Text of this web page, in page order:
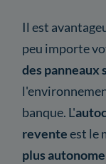
Il est
peu importe
des panneaux
banque. L'
reventeest le
plus